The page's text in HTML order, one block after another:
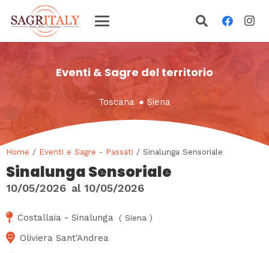
Eventi & Sagre del territorio
Toscana ● Siena
Home / Eventi e Sagre - Passati / Sinalunga Sensoriale
Sinalunga Sensoriale
10/05/2026 al 10/05/2026
Costallaia - Sinalunga ( Siena )
Oliviera Sant'Andrea